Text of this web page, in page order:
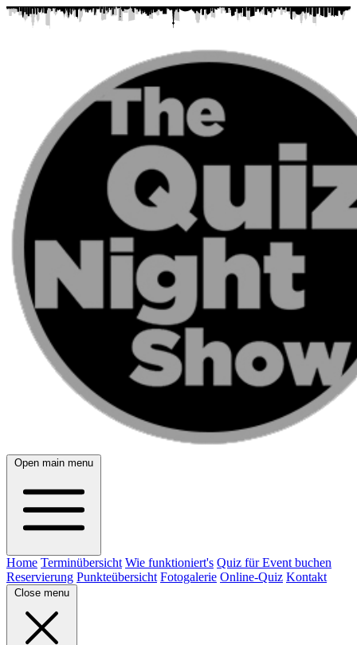
Open main menu
Home Terminübersicht Wie funktioniert's Quiz für Event buchen
Reservierung Punkteübersicht Fotogalerie Online-Quiz Kontakt
Close menu